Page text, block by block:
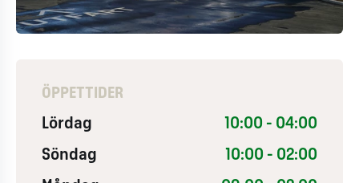
ÖPPETTIDER
Lördag 10:00 - 04:00
Söndag 10:00 - 02:00